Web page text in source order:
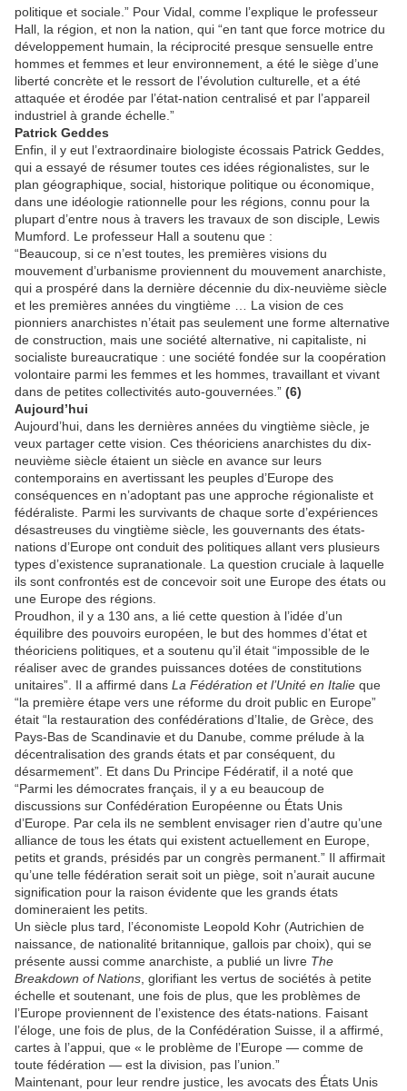
politique et sociale.” Pour Vidal, comme l’explique le professeur
Hall, la région, et non la nation, qui “en tant que force motrice du
développement humain, la réciprocité presque sensuelle entre
hommes et femmes et leur environnement, a été le siège d’une
liberté concrète et le ressort de l’évolution culturelle, et a été
attaquée et érodée par l’état-nation centralisé et par l’appareil
industriel à grande échelle.”
Patrick Geddes
Enfin, il y eut l’extraordinaire biologiste écossais Patrick Geddes,
qui a essayé de résumer toutes ces idées régionalistes, sur le
plan géographique, social, historique politique ou économique,
dans une idéologie rationnelle pour les régions, connu pour la
plupart d’entre nous à travers les travaux de son disciple, Lewis
Mumford. Le professeur Hall a soutenu que :
“Beaucoup, si ce n’est toutes, les premières visions du
mouvement d’urbanisme proviennent du mouvement anarchiste,
qui a prospéré dans la dernière décennie du dix-neuvième siècle
et les premières années du vingtième … La vision de ces
pionniers anarchistes n’était pas seulement une forme alternative
de construction, mais une société alternative, ni capitaliste, ni
socialiste bureaucratique : une société fondée sur la coopération
volontaire parmi les femmes et les hommes, travaillant et vivant
dans de petites collectivités auto-gouvernées.” (6)
Aujourd’hui
Aujourd’hui, dans les dernières années du vingtième siècle, je
veux partager cette vision. Ces théoriciens anarchistes du dix-
neuvième siècle étaient un siècle en avance sur leurs
contemporains en avertissant les peuples d’Europe des
conséquences en n’adoptant pas une approche régionaliste et
fédéraliste. Parmi les survivants de chaque sorte d’expériences
désastreuses du vingtième siècle, les gouvernants des états-
nations d’Europe ont conduit des politiques allant vers plusieurs
types d’existence supranationale. La question cruciale à laquelle
ils sont confrontés est de concevoir soit une Europe des états ou
une Europe des régions.
Proudhon, il y a 130 ans, a lié cette question à l’idée d’un
équilibre des pouvoirs européen, le but des hommes d’état et
théoriciens politiques, et a soutenu qu’il était “impossible de le
réaliser avec de grandes puissances dotées de constitutions
unitaires”. Il a affirmé dans La Fédération et l’Unité en Italie que
“la première étape vers une réforme du droit public en Europe”
était “la restauration des confédérations d’Italie, de Grèce, des
Pays-Bas de Scandinavie et du Danube, comme prélude à la
décentralisation des grands états et par conséquent, du
désarmement”. Et dans Du Principe Fédératif, il a noté que
“Parmi les démocrates français, il y a eu beaucoup de
discussions sur Confédération Européenne ou États Unis
d’Europe. Par cela ils ne semblent envisager rien d’autre qu’une
alliance de tous les états qui existent actuellement en Europe,
petits et grands, présidés par un congrès permanent.” Il affirmait
qu’une telle fédération serait soit un piège, soit n’aurait aucune
signification pour la raison évidente que les grands états
domineraient les petits.
Un siècle plus tard, l’économiste Leopold Kohr (Autrichien de
naissance, de nationalité britannique, gallois par choix), qui se
présente aussi comme anarchiste, a publié un livre The
Breakdown of Nations , glorifiant les vertus de sociétés à petite
échelle et soutenant, une fois de plus, que les problèmes de
l’Europe proviennent de l’existence des états-nations. Faisant
l’éloge, une fois de plus, de la Confédération Suisse, il a affirmé,
cartes à l’appui, que « le problème de l’Europe — comme de
toute fédération — est la division, pas l’union.”
Maintenant, pour leur rendre justice, les avocats des États Unis